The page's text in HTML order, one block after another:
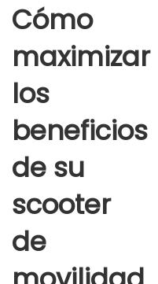
Cómo
maximizar
los
beneficios
de su
scooter
de